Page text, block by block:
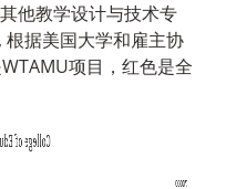
他教学设计与技术专
据美国大学和雇主协
项目，红色是全